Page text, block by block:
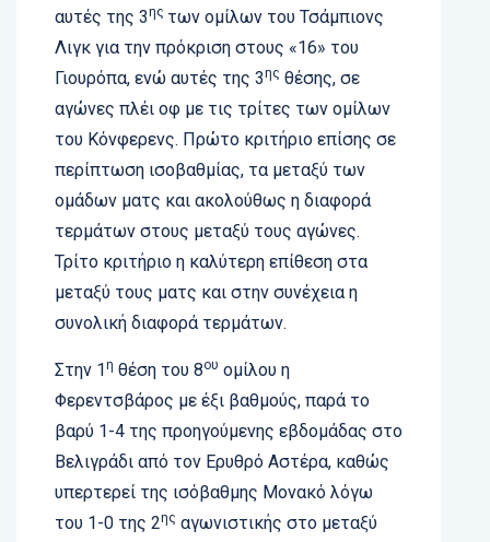
αυτές της 3ης των ομίλων του Τσάμπιονς
Λιγκ για την πρόκριση στους «16» του
Γιουρόπα, ενώ αυτές της 3ης θέσης, σε
αγώνες πλέι οφ με τις τρίτες των ομίλων
του Κόνφερενς. Πρώτο κριτήριο επίσης σε
περίπτωση ισοβαθμίας, τα μεταξύ των
ομάδων ματς και ακολούθως η διαφορά
τερμάτων στους μεταξύ τους αγώνες.
Τρίτο κριτήριο η καλύτερη επίθεση στα
μεταξύ τους ματς και στην συνέχεια η
συνολική διαφορά τερμάτων.
Στην 1η θέση του 8ου ομίλου η
Φερεντσβάρος με έξι βαθμούς, παρά το
βαρύ 1-4 της προηγούμενης εβδομάδας στο
Βελιγράδι από τον Ερυθρό Αστέρα, καθώς
υπερτερεί της ισόβαθμης Μονακό λόγω
του 1-0 της 2ης αγωνιστικής στο μεταξύ